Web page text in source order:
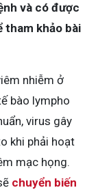
và có được
tham khảo bài
nhiễm ở
bào lympho
virus gây
khi phải hoạt
mạc họng.
chuyển biến